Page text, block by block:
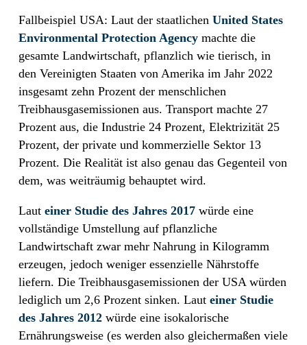
Fallbeispiel USA: Laut der staatlichen United States
Environmental Protection Agency machte die
gesamte Landwirtschaft, pflanzlich wie tierisch, in
den Vereinigten Staaten von Amerika im Jahr 2022
insgesamt zehn Prozent der menschlichen
Treibhausgasemissionen aus. Transport machte 27
Prozent aus, die Industrie 24 Prozent, Elektrizität 25
Prozent, der private und kommerzielle Sektor 13
Prozent. Die Realität ist also genau das Gegenteil von
dem, was weiträumig behauptet wird.
Laut einer Studie des Jahres 2017 würde eine
vollständige Umstellung auf pflanzliche
Landwirtschaft zwar mehr Nahrung in Kilogramm
erzeugen, jedoch weniger essenzielle Nährstoffe
liefern. Die Treibhausgasemissionen der USA würden
lediglich um 2,6 Prozent sinken. Laut einer Studie
des Jahres 2012 würde eine isokalorische
Ernährungsweise (es werden also gleichermaßen viele